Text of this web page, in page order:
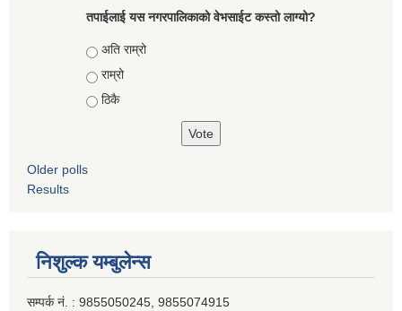
तपाईलाई यस नगरपालिकाको वेभसाईट कस्तो लाग्यो?
Choices
अति राम्रो
राम्रो
ठिकै
Older polls
Results
निशुल्क यम्बुलेन्स
सम्पर्क नं. : 9855050245, 9855074915